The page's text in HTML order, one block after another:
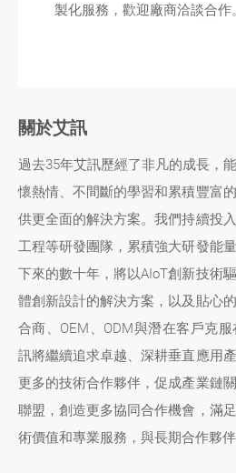
製化服務，歡迎廠商洽談合作。
關於艾訊
過去35年艾訊歷經了非凡的成長，
懷熱情、不間斷的學習和累積豐富
供更全面的解決方案。我們持續投
工程等研發團隊，累積強大研發能
下來的數十年，將以AIoT創新技術
體創新設計的解決方案，以及貼心
合商、OEM、ODM與潛在客戶克
訊將繼續追求卓越、深耕垂直應用
更多的技術合作夥伴，促成產業鏈
聯盟，創造更多協同合作機會，滿
術價值和專業服務，與長期合作夥伴